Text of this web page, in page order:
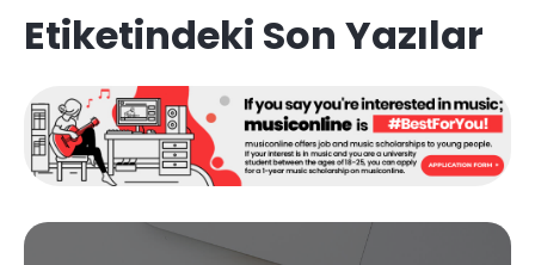
Etiketindeki Son Yazılar